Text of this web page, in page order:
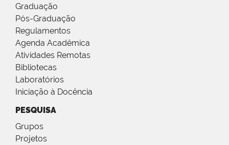
Graduação
Pós-Graduação
Regulamentos
Agenda Acadêmica
Atividades Remotas
Bibliotecas
Laboratórios
Iniciação à Docência
PESQUISA
Grupos
Projetos